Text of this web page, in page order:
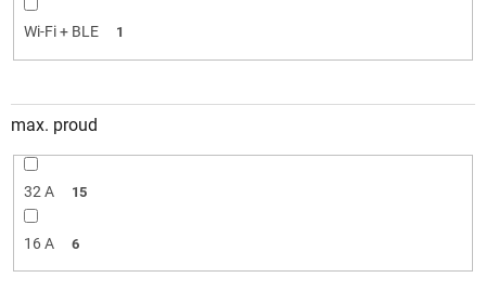
Wi-Fi + BLE 1
max. proud
32 A 15
16 A 6